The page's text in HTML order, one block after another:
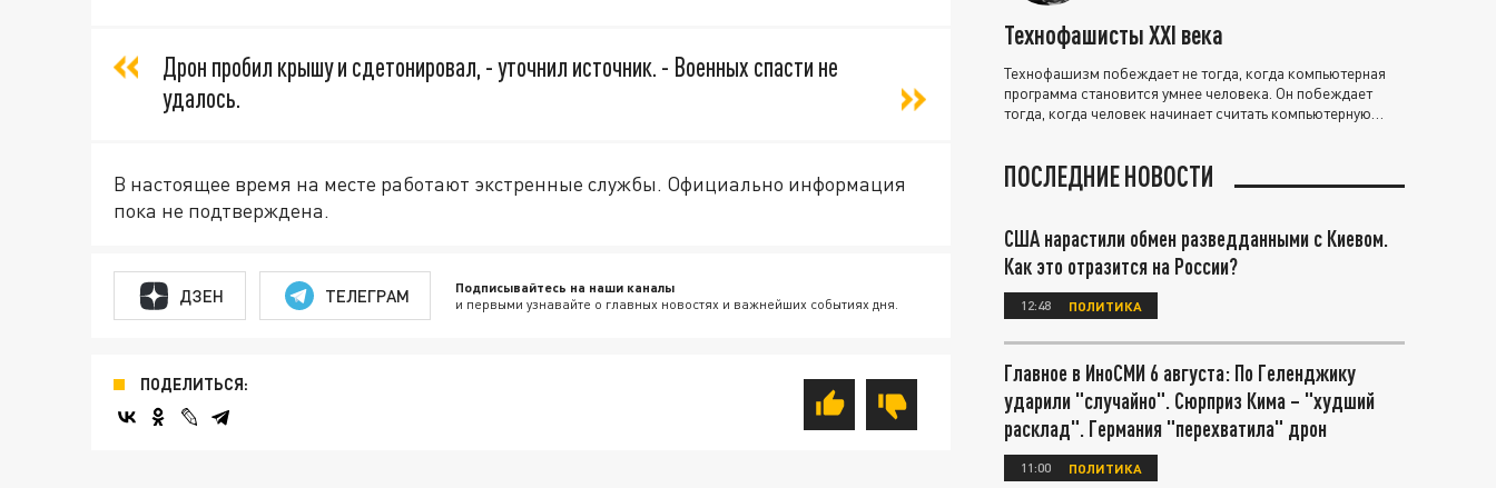
Дрон пробил крышу и сдетонировал, - уточнил источник. - Военных спасти не
удалось.
В настоящее время на месте работают экстренные службы. Официально информация
пока не подтверждена.
ДЗЕН ТЕЛЕГРАМ Подписывайтесь на наши каналы
и первыми узнавайте о главных новостях и важнейших событиях дня.
ПОДЕЛИТЬСЯ:
Технофашисты XXI века
Технофашизм побеждает не тогда, когда компьютерная
программа становится умнее человека. Он побеждает
тогда, когда человек начинает считать компьютерную
ПОСЛЕДНИЕ НОВОСТИ
США нарастили обмен разведданными с Киевом.
Как это отразится на России?
12:48 ПОЛИТИКА
Главное в ИноСМИ 6 августа: По Геленджику
ударили "случайно". Сюрприз Кима – "худший
расклад". Германия "перехватила" дрон
11:00 ПОЛИТИКА